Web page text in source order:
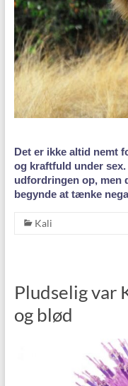
Det er ikke altid nemt
og kraftfuld under
udfordringen op, men
begynde at tænke
Kali
Pludselig var
og blød